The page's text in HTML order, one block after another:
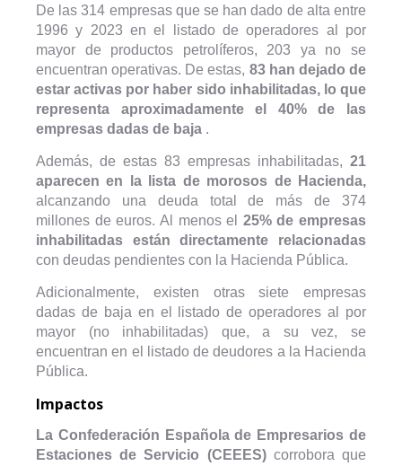
De las 314 empresas que se han dado de alta entre
1996 y 2023 en el listado de operadores al por
mayor de productos petrolíferos, 203 ya no se
encuentran operativas. De estas, 83 han dejado de
estar activas por haber sido inhabilitadas, lo que
representa aproximadamente el 40% de las
empresas dadas de baja .
Además, de estas 83 empresas inhabilitadas, 21
aparecen en la lista de morosos de Hacienda,
alcanzando una deuda total de más de 374
millones de euros. Al menos el 25% de empresas
inhabilitadas están directamente relacionadas
con deudas pendientes con la Hacienda Pública.
Adicionalmente, existen otras siete empresas
dadas de baja en el listado de operadores al por
mayor (no inhabilitadas) que, a su vez, se
encuentran en el listado de deudores a la Hacienda
Pública.
Impactos
La Confederación Española de Empresarios de
Estaciones de Servicio (CEEES)corrobora que